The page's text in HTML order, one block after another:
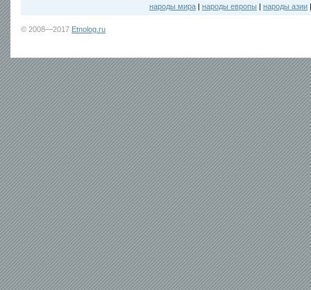
народы мира | народы европы | народы азии
© 2008—2017 Etnolog.ru